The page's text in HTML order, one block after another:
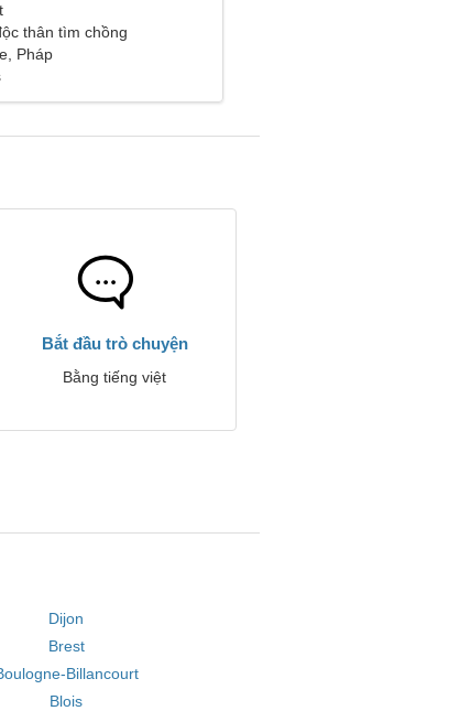
thân tìm chồng
Pháp
Bắt đầu trò chuyện
Bằng tiếng việt
Dijon
Brest
Billancourt
Blois